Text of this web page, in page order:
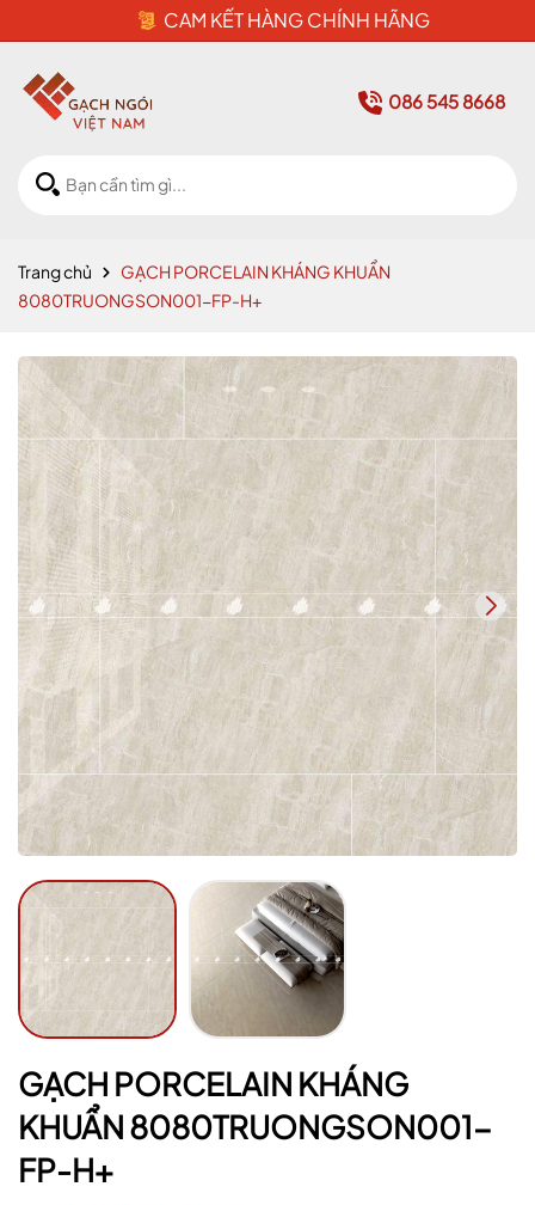
CAM KẾT HÀNG CHÍNH HÃNG
086 545 8668
Trang chủ
GẠCH PORCELAIN KHÁNG KHUẨN
8080TRUONGSON001-FP-H+
GẠCH PORCELAIN KHÁNG
KHUẨN 8080TRUONGSON001-
FP-H+
Mã giảm giá:
Ngày hết hạn:
Điều kiện: